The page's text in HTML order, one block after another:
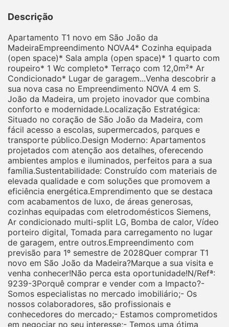
Descrição
Apartamento T1 novo em São João da
MadeiraEmpreendimento NOVA4* Cozinha equipada
(open space)* Sala ampla (open space)* 1 quarto com
roupeiro* 1 Wc completo* Terraço com 12,0m²* Ar
Condicionado* Lugar de garagem...Venha descobrir a
sua nova casa no Empreendimento NOVA 4 em S.
João da Madeira, um projeto inovador que combina
conforto e modernidade.Localização Estratégica:
Situado no coração de São João da Madeira, com
fácil acesso a escolas, supermercados, parques e
transporte público.Design Moderno: Apartamentos
projetados com atenção aos detalhes, oferecendo
ambientes amplos e iluminados, perfeitos para a sua
família.Sustentabilidade: Construído com materiais de
elevada qualidade e com soluções que promovem a
eficiência energética.Emprendimento que se destaca
com acabamentos de luxo, de áreas generosas,
cozinhas equipadas com eletrodomésticos Siemens,
Ar condicionado multi-split LG, Bomba de calor, Vídeo
porteiro digital, Tomada para carregamento no lugar
de garagem, entre outros.Empreendimento com
previsão para 1º semestre de 2028Quer comprar T1
novo em São João da Madeira?Marque a sua visita e
venha conhecer!Não perca esta oportunidade!N/Refª:
9239-3Porquê comprar e vender com a Impacto?-
Somos especialistas no mercado imobiliário;- Os
nossos colaboradores, são profissionais e
conhecedores do mercado;- Estamos comprometidos
em negociar no seu interesse;- Temos uma ótima